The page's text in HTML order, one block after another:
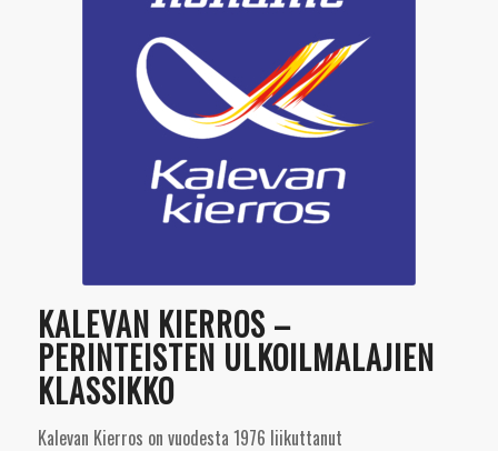
KALEVAN KIERROS –
PERINTEISTEN ULKOILMALAJIEN
KLASSIKKO
Kalevan Kierros on vuodesta 1976 liikuttanut